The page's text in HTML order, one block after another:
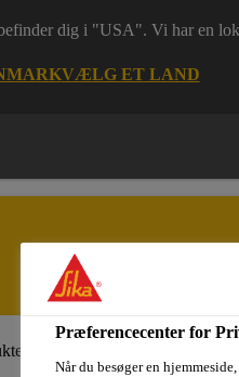
dig i "USA". Vi har en
VÆLG ET LAND
til industri
Præferencecenter for
Når du besøger en